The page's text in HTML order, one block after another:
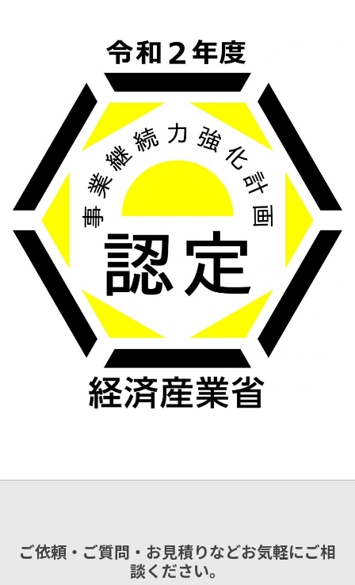
ご依頼・ご質問・お見積りなどお気軽にご相
談ください。